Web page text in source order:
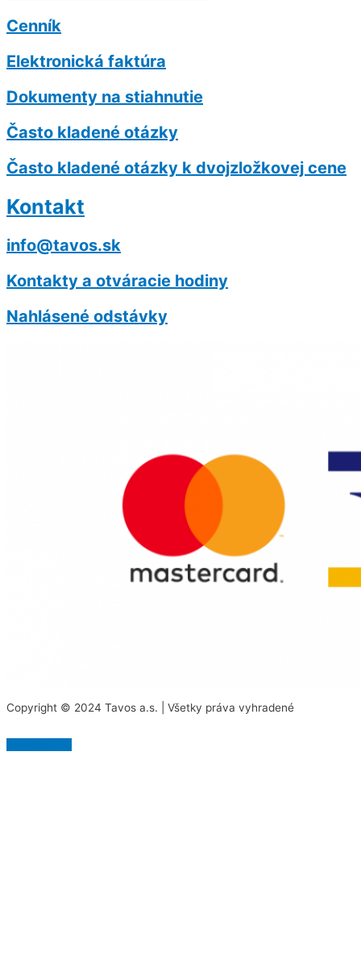
Cenník
Elektronická faktúra
Dokumenty na stiahnutie
Často kladené otázky
Často kladené otázky k dvojzložkovej cene
Kontakt
info@tavos.sk
Kontakty a otváracie hodiny
Nahlásené odstávky
Copyright © 2024 Tavos a.s. | Všetky práva vyhradené